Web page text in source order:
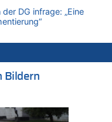
niedergestochen
niedrig wie noch nie
wie noch nie
zu
zu
DG infrage: „Eine
Bildern